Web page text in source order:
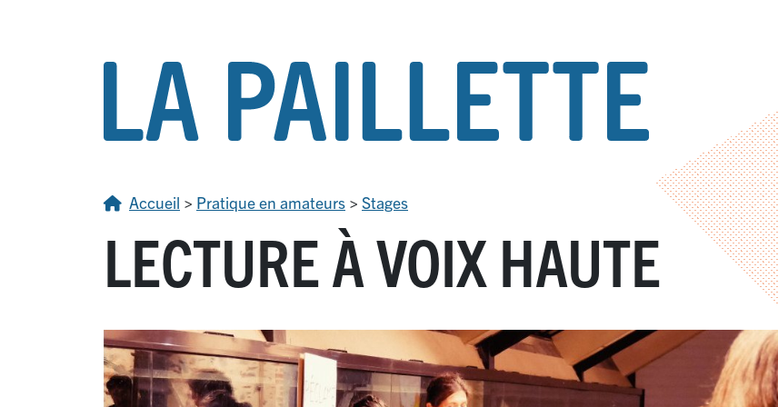
Accueil > Pratique en amateurs > Stages
LECTURE À VOIX HAUTE